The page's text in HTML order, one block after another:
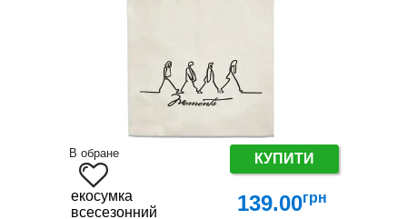
В обране КУПИТИ
екосумка
всесезонний
139.00грн